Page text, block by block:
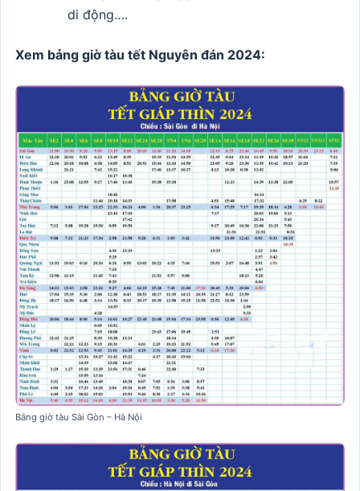
di động….
Xem bảng giờ tàu tết Nguyên đán 2024:
Bảng giờ tàu Sài Gòn – Hà Nội